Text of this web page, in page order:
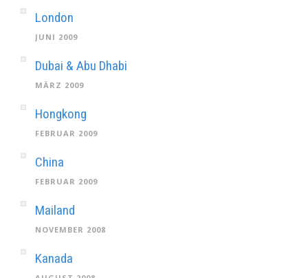
London
JUNI 2009
Dubai & Abu Dhabi
MÄRZ 2009
Hongkong
FEBRUAR 2009
China
FEBRUAR 2009
Mailand
NOVEMBER 2008
Kanada